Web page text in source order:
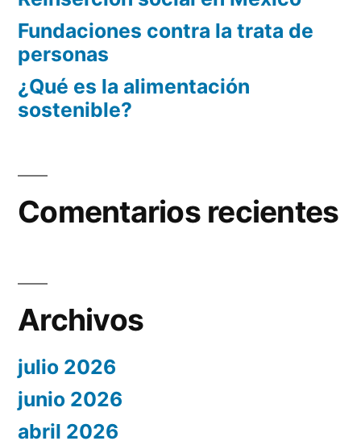
Fundaciones contra la trata de
personas
¿Qué es la alimentación
sostenible?
Comentarios recientes
Archivos
julio 2026
junio 2026
abril 2026